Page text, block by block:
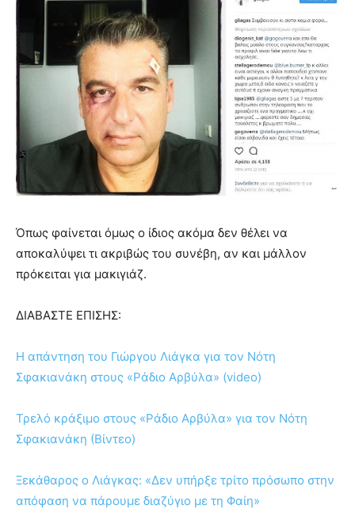
Όπως φαίνεται όμως ο ίδιος ακόμα δεν θέλει να
αποκαλύψει τι ακριβώς του συνέβη, αν και μάλλον
πρόκειται για μακιγιάζ.
ΔΙΑΒΑΣΤΕ ΕΠΙΣΗΣ:
Η απάντηση του Γιώργου Λιάγκα για τον Νότη
Σφακιανάκη στους «Ράδιο Αρβύλα» (video)
Τρελό κράξιμο στους «Ράδιο Αρβύλα» για τον Νότη
Σφακιανάκη (Βίντεο)
Ξεκάθαρος ο Λιάγκας: «Δεν υπήρξε τρίτο πρόσωπο στην
απόφαση να πάρουμε διαζύγιο με τη Φαίη»